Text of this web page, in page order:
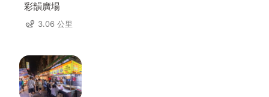
彩韻廣場
3.06 公里